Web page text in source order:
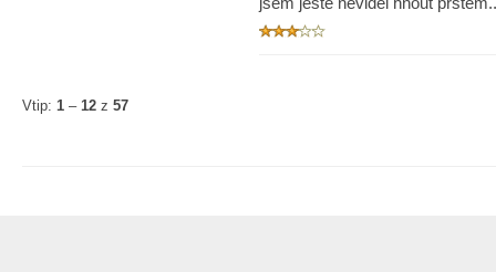
Vtip: 1 – 12 z 57